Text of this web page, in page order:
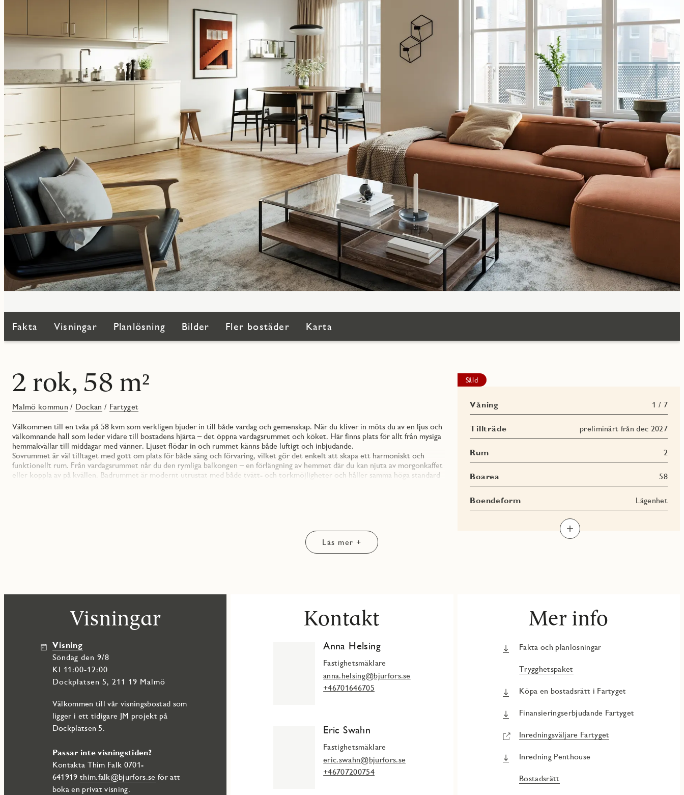
Fakta Visningar Planlösning Bilder Fler bostäder Karta
2 rok, 58 m²
Malmö kommun / Dockan / Fartyget
Välkommen till en tvåa på 58 kvm som verkligen bjuder in till både vardag och gemenskap. När du kliver in möts du av en ljus och
välkomnande hall som leder vidare till bostadens hjärta – det öppna vardagsrummet och köket. Här finns plats för allt från mysiga
hemmakvällar till middagar med vänner. Ljuset flödar in och rummet känns både luftigt och inbjudande.
Sovrummet är väl tilltaget med gott om plats för både säng och förvaring, vilket gör det enkelt att skapa ett harmoniskt och
funktionellt rum. Från vardagsrummet når du den rymliga balkongen – en förlängning av hemmet där du kan njuta av morgonkaffet
eller koppla av på kvällen. Badrummet är modernt utrustat med både tvätt- och torkmöjligheter och håller samma höga standard
Såld
Våning 1 / 7
Tillträde preliminärt från dec 2027
Rum 2
Boarea 58
Boendeform Lägenhet
Läs mer +
Visningar
Visning
söndag den 9/8
Kl 11:00-12:00
Dockplatsen 5, 211 19 Malmö
Välkommen till vår visningsbostad som
ligger i ett tidigare JM projekt på
Dockplatsen 5.
Passar inte visningstiden?
Kontakta Thim Falk 0701-
641919 thim.falk@bjurfors.se för att
boka en privat visning.
Kontakt
Anna Helsing
Fastighetsmäklare
anna.helsing@bjurfors.se
+46701646705
Eric Swahn
Fastighetsmäklare
eric.swahn@bjurfors.se
+46707200754
Mer info
Fakta och planlösningar
Trygghetspaket
Köpa en bostadsrätt i Fartyget
Finansieringserbjudande Fartyget
Inredningsväljare Fartyget
Inredning Penthouse
Bostadsrätt